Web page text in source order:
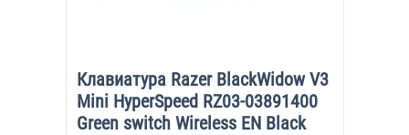
Клавиатура Razer BlackWidow V3
Mini HyperSpeed RZ03-03891400
Green switch Wireless EN Black